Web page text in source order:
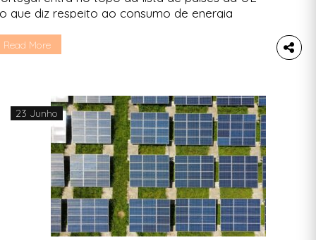
que diz respeito ao consumo de energia
da pandemia de COVID-19, que o consumo
Read More
23 Junho